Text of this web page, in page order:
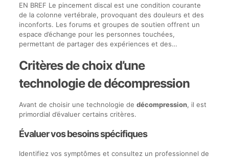
EN BREF Le pincement discal est une condition courante
de la colonne vertébrale, provoquant des douleurs et des
inconforts. Les forums et groupes de soutien offrent un
espace d’échange pour les personnes touchées,
permettant de partager des expériences et des…
Critères de choix d’une
technologie de décompression
Avant de choisir une technologie de décompression, il est
primordial d’évaluer certains critères.
Évaluer vos besoins spécifiques
Identifiez vos symptômes et consultez un professionnel de